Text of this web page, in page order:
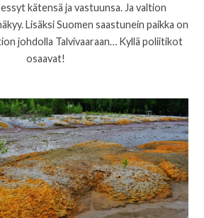
kätensä ja vastuunsa. Ja valtion
Lisäksi Suomen saastunein paikka on
johdolla Talvivaaraan… Kyllä poliitikot
osaavat!